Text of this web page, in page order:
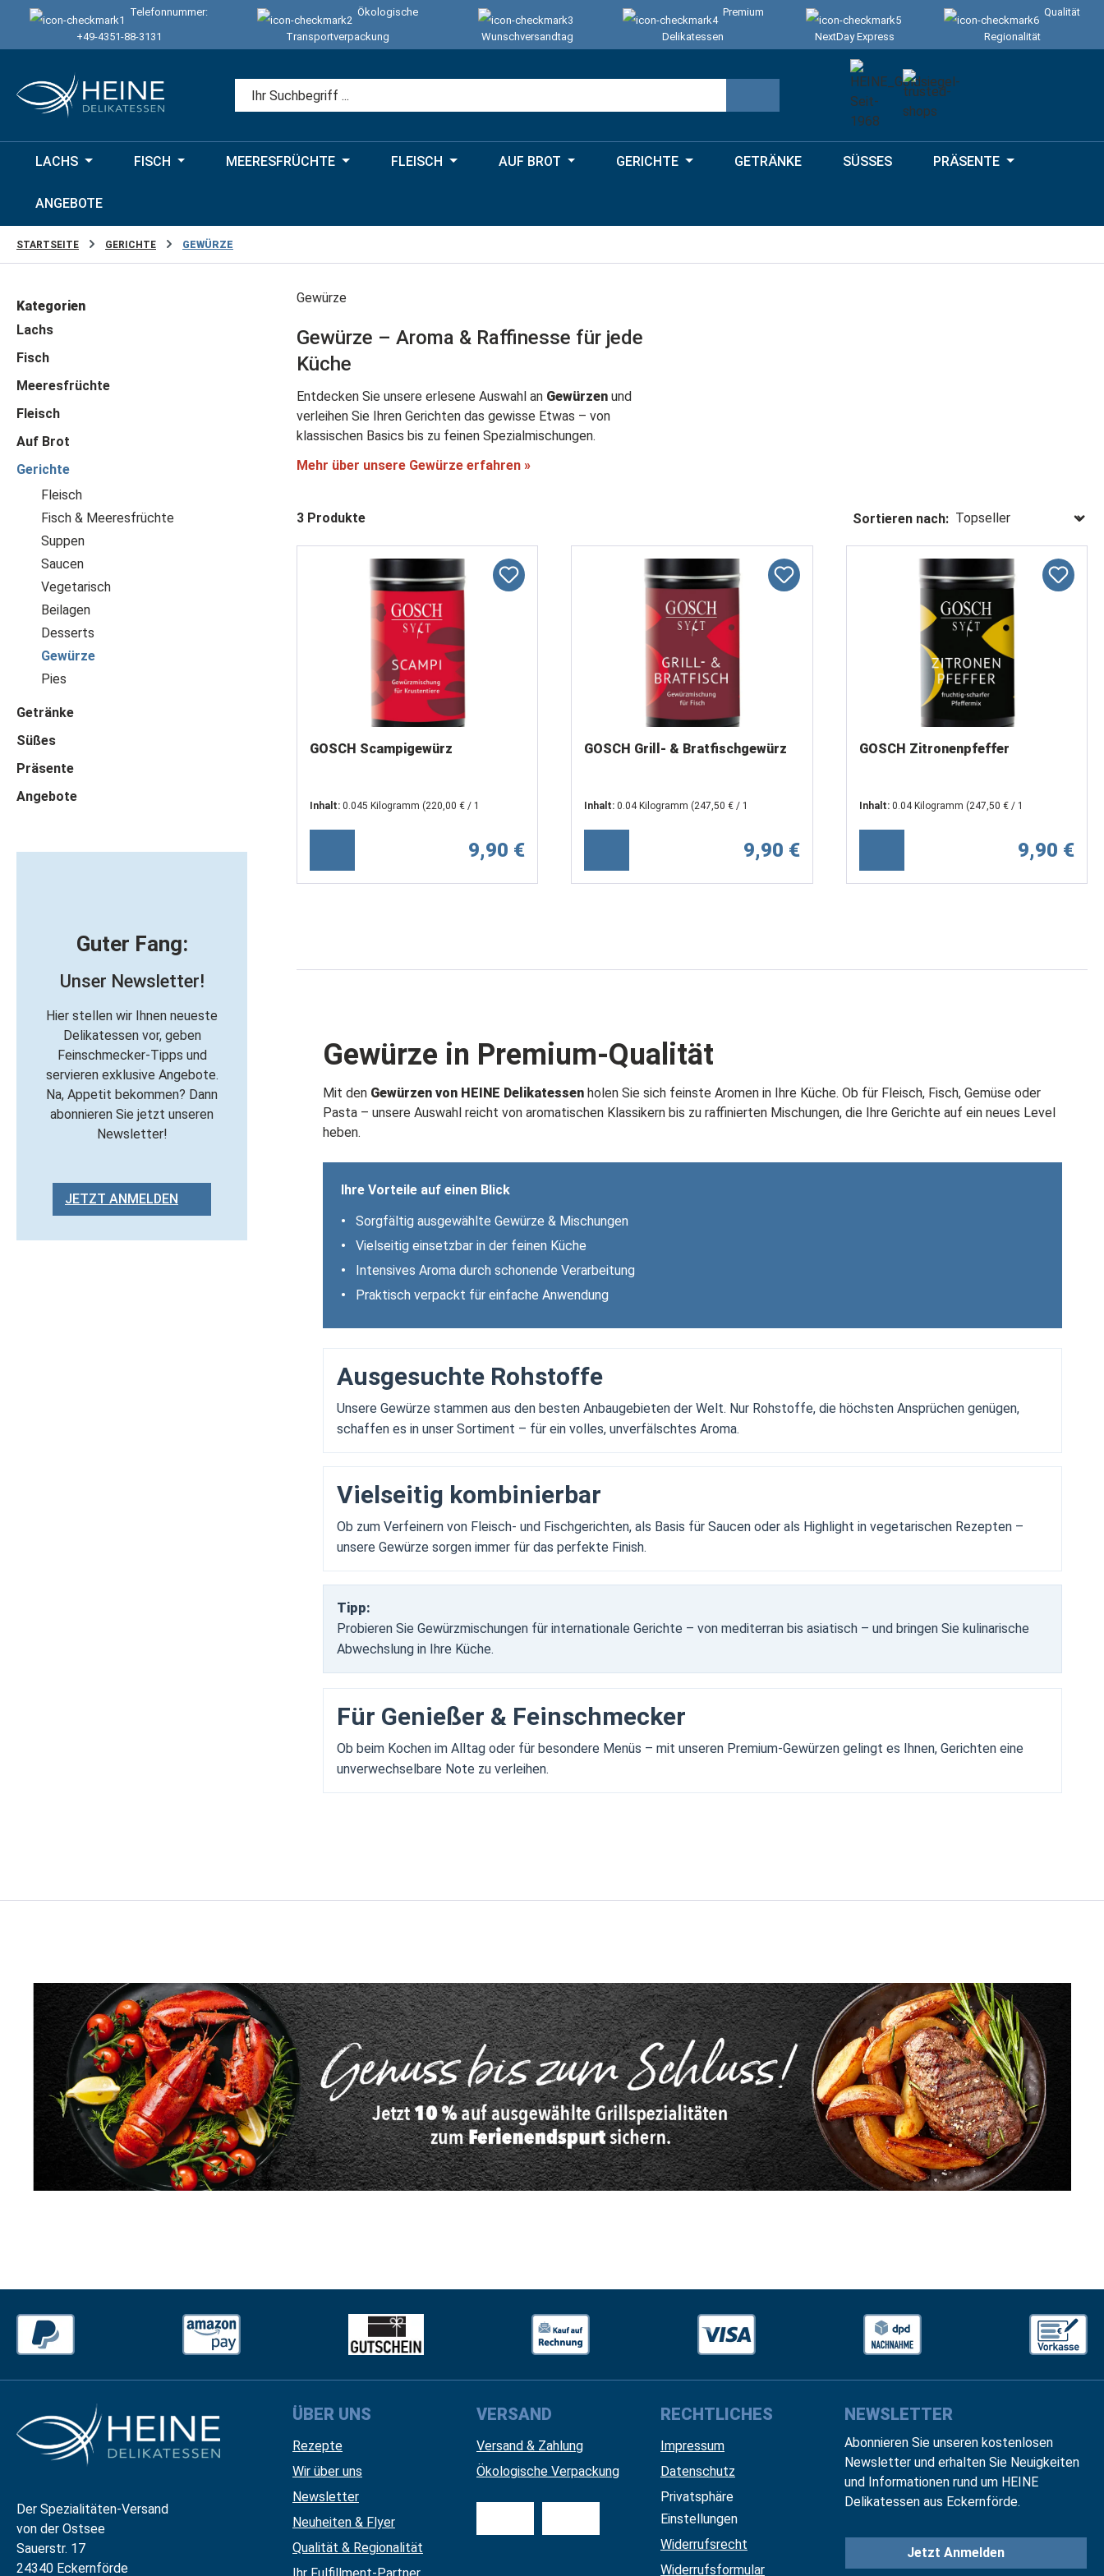
Hauptinhalt springen
Zur Suche springen
Zur Hauptnavigation springen
Telefonnummer:
+49-4351-88-3131
Ökologische
Transportverpackung
Wunschversandtag
Premium
Delikatessen
NextDay Express
Qualität
Regionalität
LACHS FISCH MEERESFRÜCHTE FLEISCH AUF BROT GERICHTE GETRÄNKE SÜSSES PRÄSENTE
ANGEBOTE
STARTSEITE GERICHTE GEWÜRZE
Kategorien
Lachs
Fisch
Meeresfrüchte
Fleisch
Auf Brot
Gerichte
Fleisch
Fisch & Meeresfrüchte
Suppen
Saucen
Vegetarisch
Beilagen
Desserts
Gewürze
Pies
Getränke
Süßes
Präsente
Angebote
Guter Fang:
Unser Newsletter!
Hier stellen wir Ihnen neueste
Delikatessen vor, geben
Feinschmecker-Tipps und
servieren exklusive Angebote.
Na, Appetit bekommen? Dann
abonnieren Sie jetzt unseren
Newsletter!
JETZT ANMELDEN
Gewürze
Gewürze – Aroma & Raffinesse für jede
Küche
Entdecken Sie unsere erlesene Auswahl an Gewürzen und
verleihen Sie Ihren Gerichten das gewisse Etwas – von
klassischen Basics bis zu feinen Spezialmischungen.
Mehr über unsere Gewürze erfahren »
3 Produkte Sortieren nach:
GOSCH Scampigewürz
Inhalt: 0.045 Kilogramm (220,00 € / 1
9,90 €
GOSCH Grill- & Bratfischgewürz
Inhalt:0.04 Kilogramm (247,50 € / 1
9,90 €
GOSCH Zitronenpfeffer
Inhalt: 0.04 Kilogramm (247,50 € / 1
9,90 €
Gewürze in Premium-Qualität
Mit den Gewürzen von HEINE Delikatessenholen Sie sich feinste Aromen in Ihre Küche. Ob für Fleisch, Fisch, Gemüse oder
Pasta – unsere Auswahl reicht von aromatischen Klassikern bis zu raffinierten Mischungen, die Ihre Gerichte auf ein neues Level
heben.
Ihre Vorteile auf einen Blick
•
Sorgfältig ausgewählte Gewürze & Mischungen
•
Vielseitig einsetzbar in der feinen Küche
•
Intensives Aroma durch schonende Verarbeitung
•
Praktisch verpackt für einfache Anwendung
Ausgesuchte Rohstoffe
Unsere Gewürze stammen aus den besten Anbaugebieten der Welt. Nur Rohstoffe, die höchsten Ansprüchen genügen,
schaffen es in unser Sortiment – für ein volles, unverfälschtes Aroma.
Vielseitig kombinierbar
Ob zum Verfeinern von Fleisch- und Fischgerichten, als Basis für Saucen oder als Highlight in vegetarischen Rezepten –
unsere Gewürze sorgen immer für das perfekte Finish.
Tipp:
Probieren Sie Gewürzmischungen für internationale Gerichte – von mediterran bis asiatisch – und bringen Sie kulinarische
Abwechslung in Ihre Küche.
Für Genießer & Feinschmecker
Ob beim Kochen im Alltag oder für besondere Menüs – mit unseren Premium-Gewürzen gelingt es Ihnen, Gerichten eine
unverwechselbare Note zu verleihen.
Der Spezialitäten-Versand
von der Ostsee
Sauerstr. 17
24340 Eckernförde
ÜBER UNS
Rezepte
Wir über uns
Newsletter
Neuheiten & Flyer
Qualität & Regionalität
Ihr Fulfillment-Partner
VERSAND
Versand & Zahlung
Ökologische Verpackung
RECHTLICHES
Impressum
Datenschutz
Privatsphäre
Einstellungen
Widerrufsrecht
Widerrufsformular
NEWSLETTER
Abonnieren Sie unseren kostenlosen
Newsletter und erhalten Sie Neuigkeiten
und Informationen rund um HEINE
Delikatessen aus Eckernförde.
Jetzt Anmelden